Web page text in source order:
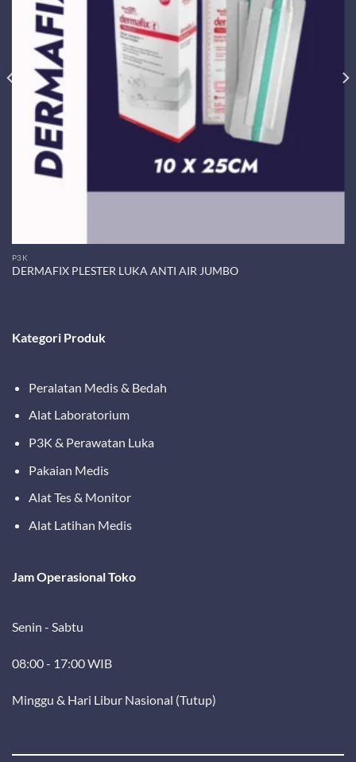
P3K
DERMAFIX PLESTER LUKA ANTI AIR JUMBO
Kategori Produk
Peralatan Medis & Bedah
Alat Laboratorium
P3K & Perawatan Luka
Pakaian Medis
Alat Tes & Monitor
Alat Latihan Medis
Jam Operasional Toko
Senin - Sabtu
08:00 - 17:00 WIB
Minggu & Hari Libur Nasional (Tutup)